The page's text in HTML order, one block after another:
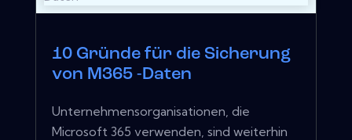
10 Gründe für die Sicherung
von M365 -Daten
Unternehmensorganisationen, die
Microsoft 365 verwenden, sind weiterhin